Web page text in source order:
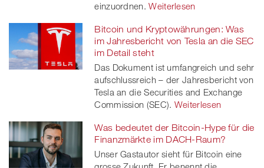
einzuordnen. Weiterlesen
Bitcoin und Kryptowährungen: Was
im Jahresbericht von Tesla an die SEC
im Detail steht
Das Dokument ist umfangreich und sehr
aufschlussreich – der Jahresbericht von
Tesla an die Securities and Exchange
Commission (SEC). Weiterlesen
Was bedeutet der Bitcoin-Hype für die
Finanzmärkte im DACH-Raum?
Unser Gastautor sieht für Bitcoin eine